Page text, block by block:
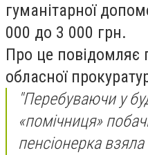
гуманітарної
000 до 3 000 грн.
Про це повідомляє
обласної
"Перебуваючи у
«помічниця»
пенсіонерка